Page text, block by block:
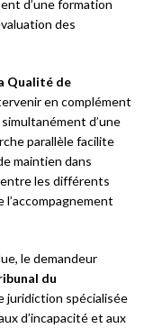
d’une formation
des
Qualité de
en complément
d’une
parallèle facilite
maintien dans
les différents
le demandeur
du
juridiction spécialisée
d’incapacité et aux